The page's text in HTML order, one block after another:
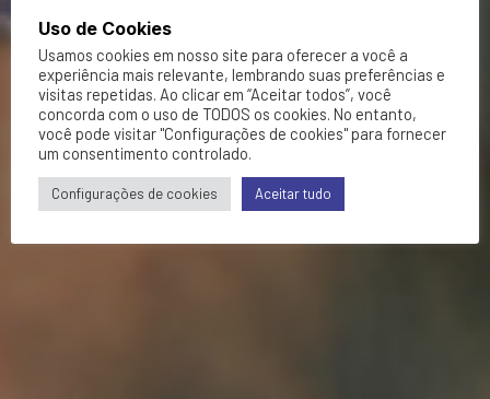
Uso de Cookies
Usamos cookies em nosso site para oferecer a você a
experiência mais relevante, lembrando suas preferências e
visitas repetidas. Ao clicar em “Aceitar todos”, você
concorda com o uso de TODOS os cookies. No entanto,
você pode visitar "Configurações de cookies" para fornecer
um consentimento controlado.
Configurações de cookies Aceitar tudo